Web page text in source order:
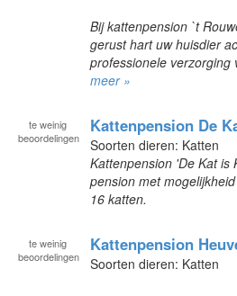
Bij kattenpension `t
gerust hart uw huisdier
professionele verzorging
meer »
te weinig
beoordelingen
Kattenpension De
Soorten dieren: Katten
Kattenpension 'De Kat is
pension met
16 katten.
te weinig
beoordelingen
Kattenpension
Soorten dieren: Katten